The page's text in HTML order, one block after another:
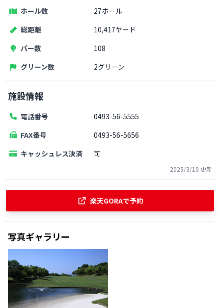
ホール数
27ホール
総距離
10,417ヤード
パー数
108
グリーン数
2グリーン
施設情報
電話番号
0493-56-5555
FAX番号
0493-56-5656
キャッシュレス決済
可
2023/3/10 更新
楽天GORAで予約
写真ギャラリー